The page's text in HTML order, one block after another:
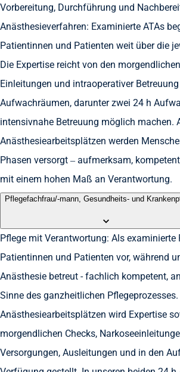
Vorbereitung, Durchführung und
Anästhesieverfahren: Examinierte ATAs
Patientinnen und Patienten weit über die
Die Expertise reicht von den
Einleitungen und intraoperativer
Aufwachräumen, darunter zwei 24 h
intensivnahe Betreuung möglich machen.
Anästhesiearbeitsplätzen werden
Phasen versorgt – aufmerksam,
mit einem hohen Maß an Verantwortung.
Pflegefachfrau/-mann, Gesundheits- und
Pflege mit Verantwortung: Als examinierte
Patientinnen und Patienten vor, während
Anästhesie betreut - fachlich kompetent,
Sinne des ganzheitlichen Pflegeprozesses.
Anästhesiearbeitsplätzen wird Expertise
morgendlichen Checks,
Versorgungen, Ausleitungen und in den